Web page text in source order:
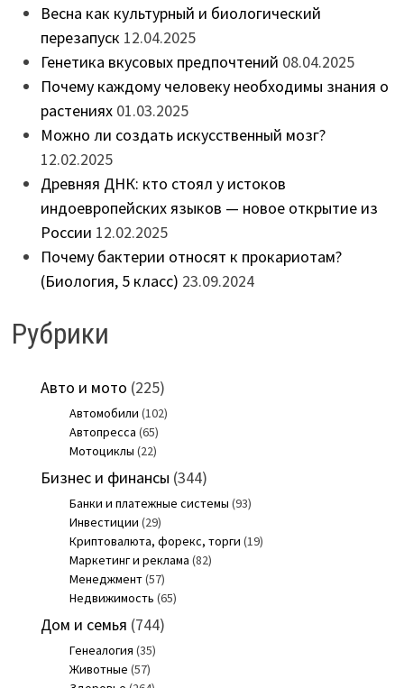
Весна как культурный и биологический
перезапуск 12.04.2025
Генетика вкусовых предпочтений 08.04.2025
Почему каждому человеку необходимы знания о
растениях 01.03.2025
Можно ли создать искусственный мозг?
12.02.2025
Древняя ДНК: кто стоял у истоков
индоевропейских языков — новое открытие из
России 12.02.2025
Почему бактерии относят к прокариотам?
(Биология, 5 класс) 23.09.2024
Рубрики
Авто и мото (225)
Автомобили (102)
Автопресса (65)
Мотоциклы (22)
Бизнес и финансы (344)
Банки и платежные системы (93)
Инвестиции (29)
Криптовалюта, форекс, торги (19)
Маркетинг и реклама (82)
Менеджмент(57)
Недвижимость (65)
Дом и семья (744)
Генеалогия (35)
Животные (57)